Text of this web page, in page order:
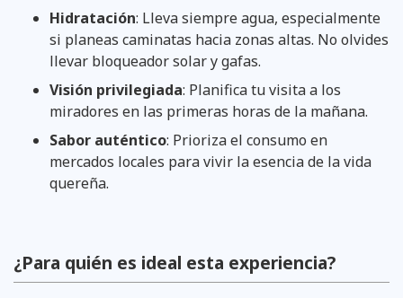
Hidratación: Lleva siempre agua, especialmente
si planeas caminatas hacia zonas altas. No olvides
llevar bloqueador solar y gafas.
Visión privilegiada: Planifica tu visita a los
miradores en las primeras horas de la mañana.
Sabor auténtico: Prioriza el consumo en
mercados locales para vivir la esencia de la vida
quereña.
¿Para quién es ideal esta experiencia?